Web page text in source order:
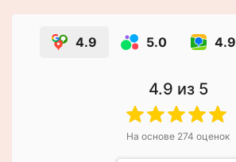
4.9 5.0 4.9
4.9 из 5
На основе 274 оценок